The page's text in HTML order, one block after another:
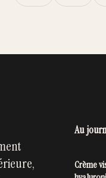
Au
Crème